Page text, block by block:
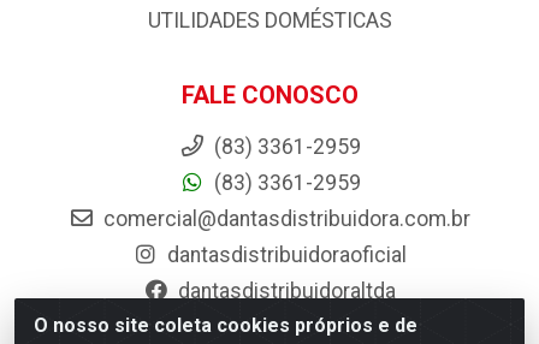
O nosso site coleta cookies próprios e de
UTILIDADES DOMÉSTICAS
FALE CONOSCO
(83) 3361-2959
(83) 3361-2959
comercial@dantasdistribuidora.com.br
dantasdistribuidoraoficial
dantasdistribuidoraltda